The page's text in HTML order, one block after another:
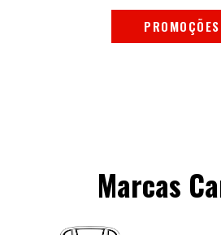
PROMOÇÕES
Marcas